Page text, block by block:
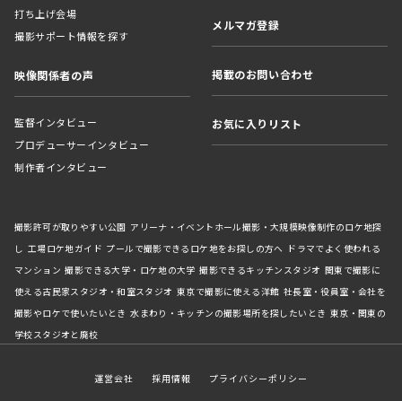
打ち上げ会場
撮影サポート情報を探す
映像関係者の声
監督インタビュー
プロデューサーインタビュー
制作者インタビュー
メルマガ登録
掲載のお問い合わせ
お気に入りリスト
撮影許可が取りやすい公園 アリーナ・イベントホール撮影・大規模映像制作のロケ地探
し 工場ロケ地ガイド プールで撮影できるロケ地をお探しの方へ ドラマでよく使われる
マンション 撮影できる大学・ロケ地の大学 撮影できるキッチンスタジオ 関東で撮影に
使える古民家スタジオ・和室スタジオ 東京で撮影に使える洋館 社長室・役員室・会社を
撮影やロケで使いたいとき 水まわり・キッチンの撮影場所を探したいとき 東京・関東の
学校スタジオと廃校
運営会社 採用情報 プライバシーポリシー